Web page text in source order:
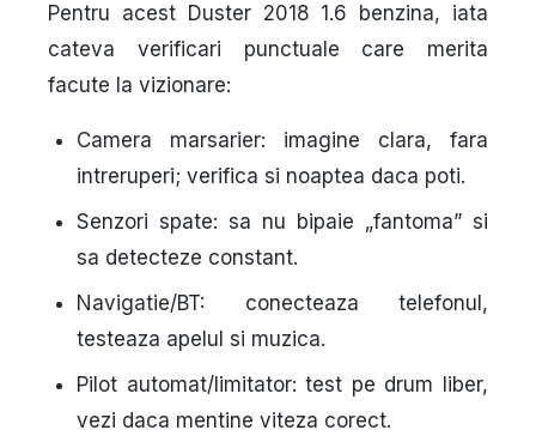
Pentru acest Duster 2018 1.6 benzina, iata
cateva verificari punctuale care merita
facute la vizionare:
Camera marsarier: imagine clara, fara
intreruperi; verifica si noaptea daca poti.
Senzori spate: sa nu bipaie „fantoma” si
sa detecteze constant.
Navigatie/BT: conecteaza telefonul,
testeaza apelul si muzica.
Pilot automat/limitator: test pe drum liber,
vezi daca mentine viteza corect.